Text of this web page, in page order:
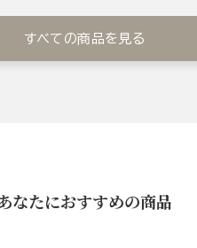
すべての商品を見る
なたにおすすめの商品